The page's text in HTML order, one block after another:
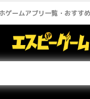
ゲームアプリ一覧・おすす